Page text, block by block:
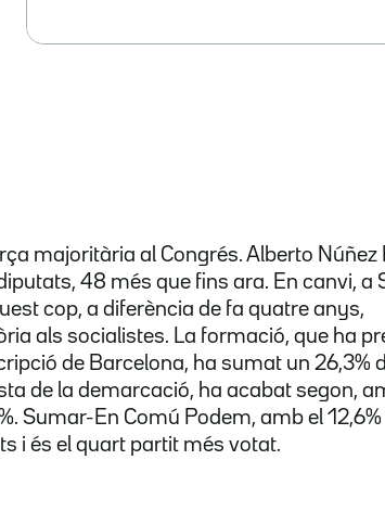
majoritària al Congrés. Alberto Núñez
48 més que fins ara. En canvi, a
cop, a diferència de fa quatre anys,
als socialistes. La formació, que ha
de Barcelona, ha sumat un 26,3%
de la demarcació, ha acabat segon,
Sumar-En Comú Podem, amb el 12,6%
i és el quart partit més votat.